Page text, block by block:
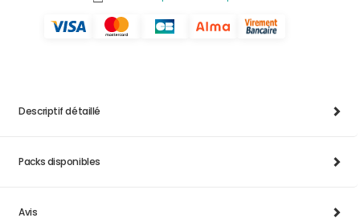
Descriptif détaillé
Packs disponibles
Avis